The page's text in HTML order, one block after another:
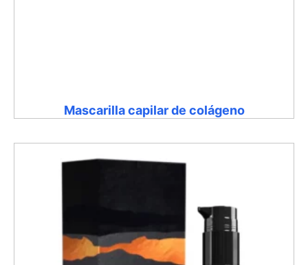
Mascarilla capilar de colágeno